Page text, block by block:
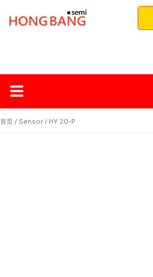
首页 / Sensor / HY 20-P